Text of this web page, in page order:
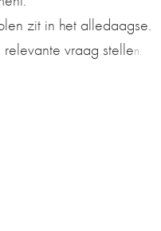
zit in het alledaagse.
vraag stellen.